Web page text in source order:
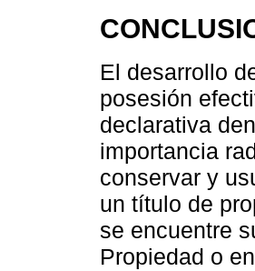
El desarrollo
posesión
declarativa
importancia
conservar y
un título de
se encuentre
Propiedad o